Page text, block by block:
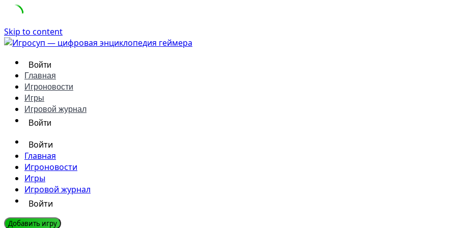
Skip to content
Войти
Главная
Игроновости
Игры
Игровой журнал
Войти
Войти
Главная
Игроновости
Игры
Игровой журнал
Войти
Добавить игру